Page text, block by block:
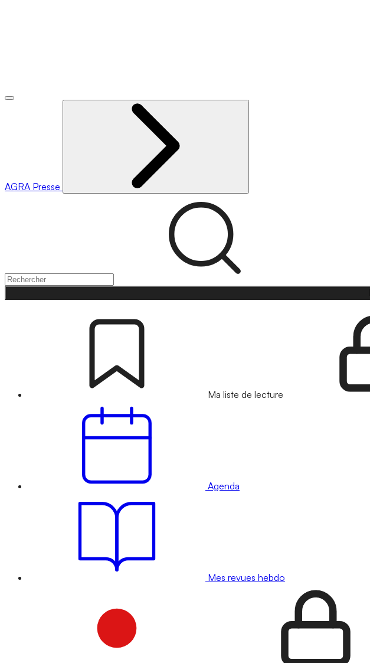
AGRA Presse
Ma liste de lecture
Agenda
Mes revues hebdo